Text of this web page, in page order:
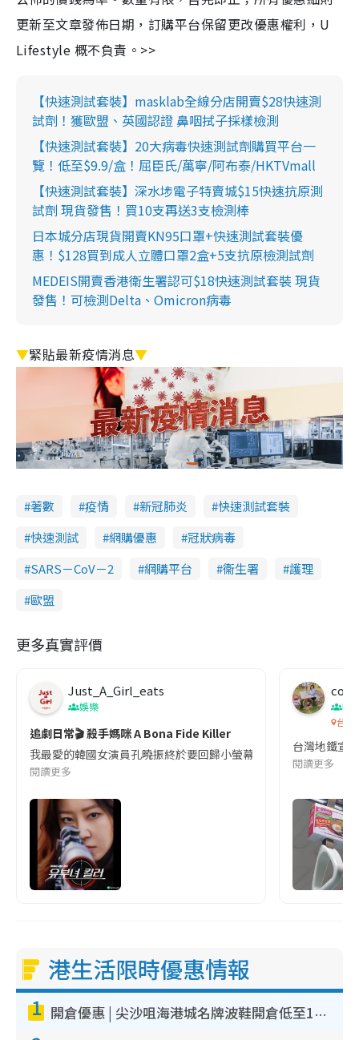
更新至文章發佈日期，訂購平台保留更改優惠權利，U
Lifestyle 概不負責。>>
【快速測試套裝】masklab全線分店開賣$28快速測
試劑！獲歐盟、英國認證 鼻咽拭子採樣檢測
【快速測試套裝】20大病毒快速測試劑購買平台一
覽！低至$9.9/盒！屈臣氏/萬寧/阿布泰/HKTVmall
【快速測試套裝】深水埗電子特賣城$15快速抗原測
試劑 現貨發售！買10支再送3支檢測棒
日本城分店現貨開賣KN95口罩+快速測試套裝優
惠！$128買到成人立體口罩2盒+5支抗原檢測試劑
MEDEIS開賣香港衛生署認可$18快速測試套裝 現貨
發售！可檢測Delta、Omicron病毒
▼緊貼最新疫情消息▼
著數 疫情 新冠肺炎
快速測試套裝
快速測試
網購優惠
冠狀病毒
SARS－CoV－2
網購平台 衞生署
護理
歐盟
更多真實評價
Just_A_Girl_eats
娛樂
追劇日常🎬 殺手媽咪 A Bona Fide Killer
我最愛的韓國女演員孔曉振終於要回歸小螢幕啦!這次的劇本改編
閱讀更多
co
吹
台灣
台灣地鐵宣
閱讀更多
港生活限時優惠情報
1 開倉優惠 | 尖沙咀海港城名牌波鞋開倉低至1折！On鞋$899起／Joy&Peace鞋履$98起